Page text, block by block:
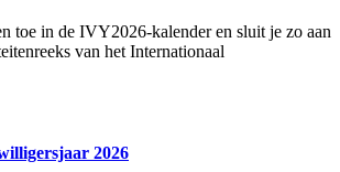
toe in de IVY2026-kalender en sluit je zo aan
van het Internationaal
2026